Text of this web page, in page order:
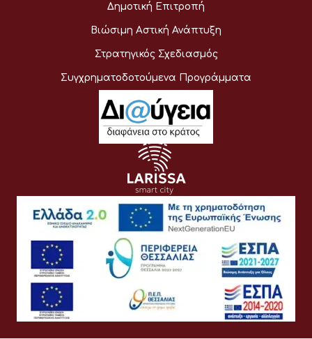
Δημοτική Επιτροπή
Βιώσιμη Αστική Ανάπτυξη
Στρατηγικός Σχεδιασμός
Συγχρηματοδοτούμενα Προγράμματα